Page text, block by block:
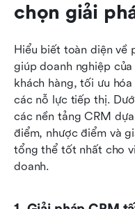
chọn giải
Hiểu biết toàn diện về
giúp doanh nghiệp
khách hàng, tối ưu
các nỗ lực tiếp thị.
các nền tảng CRM
điểm, nhược điểm và
tổng thể tốt nhất cho
doanh.